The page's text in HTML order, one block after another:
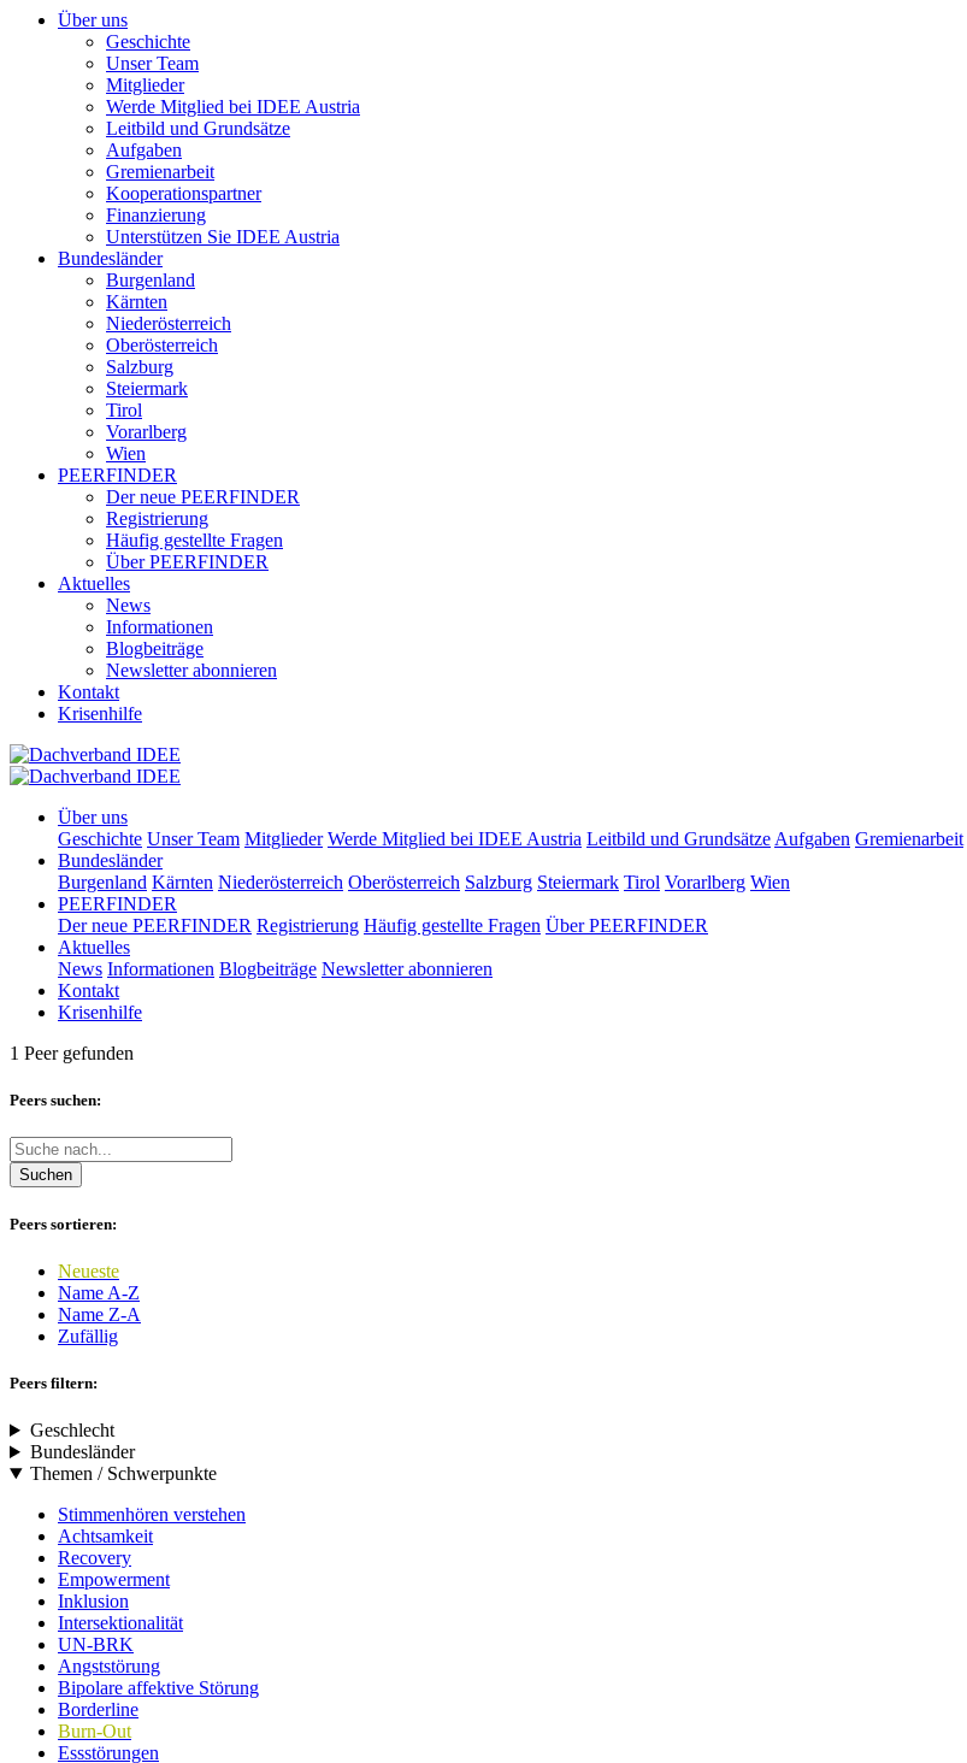
Über uns
Geschichte
Unser Team
Mitglieder
Werde Mitglied bei IDEE Austria
Leitbild und Grundsätze
Aufgaben
Gremienarbeit
Kooperationspartner
Finanzierung
Unterstützen Sie IDEE Austria
Bundesländer
Burgenland
Kärnten
Niederösterreich
Oberösterreich
Salzburg
Steiermark
Tirol
Vorarlberg
Wien
PEERFINDER
Der neue PEERFINDER
Registrierung
Häufig gestellte Fragen
Über PEERFINDER
Aktuelles
News
Informationen
Blogbeiträge
Newsletter abonnieren
Kontakt
Krisenhilfe
Über uns
Geschichte Unser Team Mitglieder Werde Mitglied bei IDEE Austria Leitbild und Grundsätze Aufgaben Gremienarbeit
Bundesländer
Burgenland Kärnten Niederösterreich Oberösterreich Salzburg Steiermark Tirol Vorarlberg Wien
PEERFINDER
Der neue PEERFINDER Registrierung Häufig gestellte Fragen Über PEERFINDER
Aktuelles
News Informationen Blogbeiträge Newsletter abonnieren
Kontakt
Krisenhilfe
1 Peer gefunden
Peers suchen:
Suchen
Peers sortieren:
Neueste
Name A-Z
Name Z-A
Zufällig
Peers filtern:
Geschlecht
Bundesländer
Themen / Schwerpunkte
Stimmenhören verstehen
Achtsamkeit
Recovery
Empowerment
Inklusion
Intersektionalität
UN-BRK
Angststörung
Bipolare affektive Störung
Borderline
Burn-Out
Essstörungen